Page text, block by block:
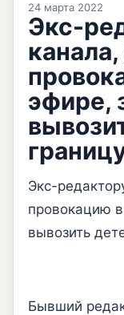
24 марта 2022
Экс-
эфире,
Экс-
провокацию
вывозить
Бывший